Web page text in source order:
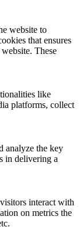
website to
that ensures
These
like
platforms, collect
analyze the key
in delivering a
interact with
on metrics the